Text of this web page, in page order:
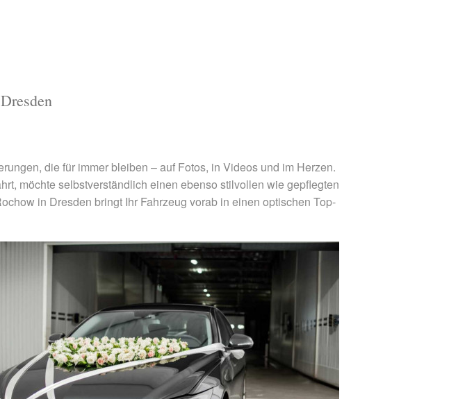
die für immer bleiben – auf Fotos, in Videos und im Herzen.
möchte selbstverständlich einen ebenso stilvollen wie gepflegten
in Dresden bringt Ihr Fahrzeug vorab in einen optischen Top-